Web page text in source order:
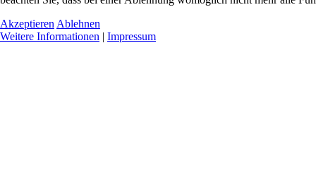
Akzeptieren Ablehnen
Weitere Informationen | Impressum